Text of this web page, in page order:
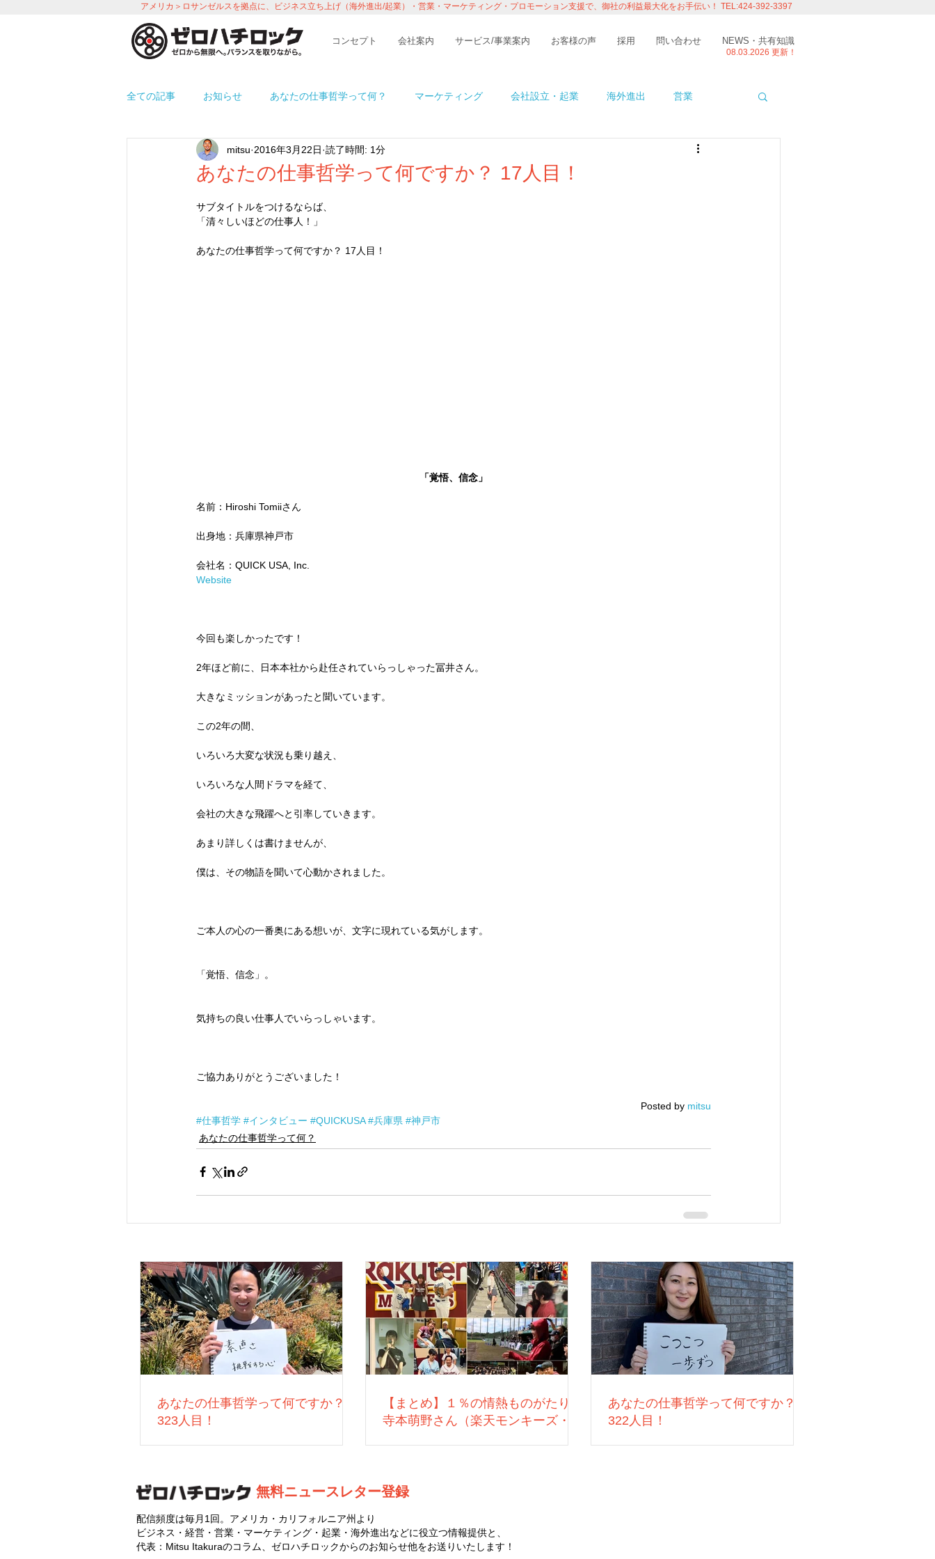
アメリカ＞ロサンゼルスを拠点に、ビジネス立ち上げ（海外進出/起業）・営業・マーケティング・プロモーション支援で、御社の利益最大化をお手伝い！ TEL:424-392-3397
コンセプト 会社案内 サービス/事業案内 お客様の声 採用 問い合わせ NEWS・共有知識
08.03.2026 更新！
全ての記事 お知らせ あなたの仕事哲学って何？ マーケティング 会社設立・起業 海外進出 営業
プロモーション 労務＆人事 in アメリカ イベント・レポート ITエンジニアの視点
使えるアプリ紹介 オフィス環境
あなたの仕事哲学って何ですか？ 17人目！
mitsu 2016年3月22日 読了時間: 1分
サブタイトルをつけるならば、
「清々しいほどの仕事人！」
あなたの仕事哲学って何ですか？ 17人目！
「覚悟、信念」
名前：Hiroshi Tomiiさん
出身地：兵庫県神戸市
会社名：QUICK USA, Inc.
Website
今回も楽しかったです！
2年ほど前に、日本本社から赴任されていらっしゃった冨井さん。
大きなミッションがあったと聞いています。
この2年の間、
いろいろ大変な状況も乗り越え、
いろいろな人間ドラマを経て、
会社の大きな飛躍へと引率していきます。
あまり詳しくは書けませんが、
僕は、その物語を聞いて心動かされました。
ご本人の心の一番奥にある想いが、文字に現れている気がします。
「覚悟、信念」。
気持ちの良い仕事人でいらっしゃいます。
ご協力ありがとうございました！
Posted by mitsu
#仕事哲学 #インタビュー #QUICKUSA #兵庫県 #神戸市
あなたの仕事哲学って何？
あなたの仕事哲学って何ですか？
323人目！
【まとめ】１％の情熱ものがたり：
寺本萌野さん（楽天モンキーズ・営
あなたの仕事哲学って何ですか？
322人目！
無料ニュースレター登録
配信頻度は毎月1回。アメリカ・カリフォルニア州より
ビジネス・経営・営業・マーケティング・起業・海外進出などに役立つ情報提供と、
代表：Mitsu Itakuraのコラム、ゼロハチロックからのお知らせ他をお送りいたします！